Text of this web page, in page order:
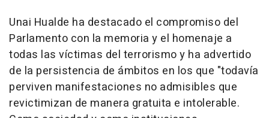
Unai Hualde ha destacado el compromiso del
Parlamento con la memoria y el homenaje a
todas las víctimas del terrorismo y ha advertido
de la persistencia de ámbitos en los que "todavía
perviven manifestaciones no admisibles que
revictimizan de manera gratuita e intolerable.